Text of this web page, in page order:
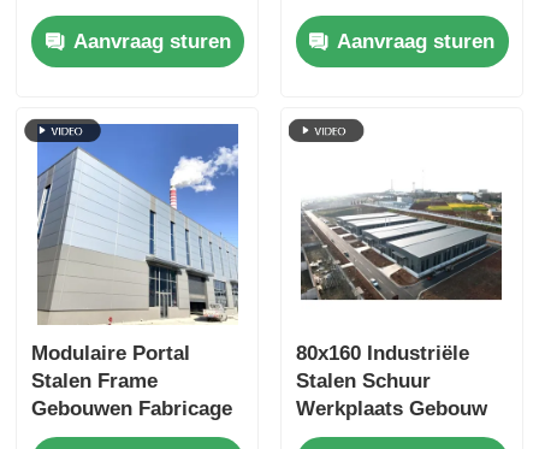
gebouw magazijn
loods fabricage
Aanvraag sturen
AISC Standard
CustomAanvraag sturen
Modulaire Portal
Stalen Frame
Gebouwen Fabricage
ALC Wandpaneel
80x160 Industriële
Stalen Schuur
Werkplaats Gebouw
Sandwichpaneel